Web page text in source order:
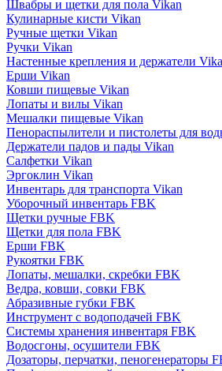
Швабры и щетки для пола Vikan
Кулинарные кисти Vikan
Ручные щетки Vikan
Ручки Vikan
Настенные крепления и держатели
Ерши Vikan
Ковши пищевые Vikan
Лопаты и вилы Vikan
Мешалки пищевые Vikan
Пенораспылители и пистолеты для
Держатели падов и пады Vikan
Салфетки Vikan
Эргоклин Vikan
Инвентарь для транспорта Vikan
Уборочный инвентарь FBK
Щетки ручные FBK
Щетки для пола FBK
Ерши FBK
Рукоятки FBK
Лопаты, мешалки, скребки FBK
Ведра, ковши, совки FBK
Абразивные губки FBK
Инструмент с водоподачей FBK
Системы хранения инвентаря FBK
Водосгоны, осушители FBK
Дозаторы, перчатки, пеногенераторы